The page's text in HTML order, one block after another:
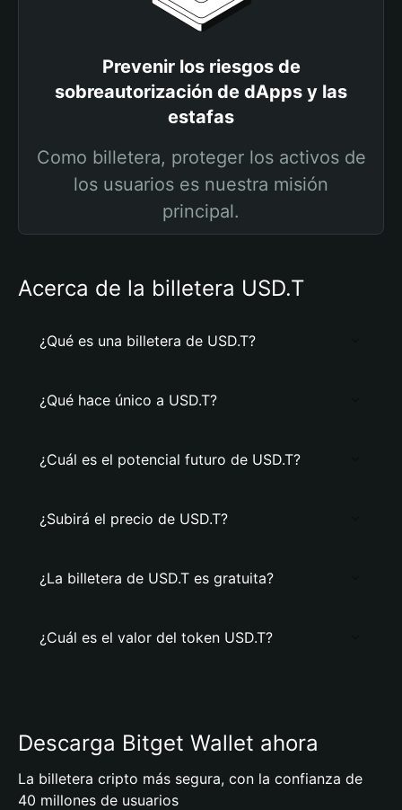
Prevenir los riesgos de
sobreautorización de dApps y las
estafas
Como billetera, proteger los activos de
los usuarios es nuestra misión
principal.
Acerca de la billetera USD.T
¿Qué es una billetera de USD.T?
¿Qué hace único a USD.T?
¿Cuál es el potencial futuro de USD.T?
¿Subirá el precio de USD.T?
¿La billetera de USD.T es gratuita?
¿Cuál es el valor del token USD.T?
Descarga Bitget Wallet ahora
La billetera cripto más segura, con la confianza de
40 millones de usuarios